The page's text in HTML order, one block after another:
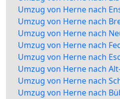
Umzug von Herne nach
Umzug von Herne nach
Umzug von Herne nach
Umzug von Herne nach
Umzug von Herne nach
Umzug von Herne nach
Umzug von Herne nach
Umzug von Herne nach